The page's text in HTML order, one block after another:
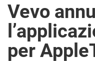
Vevo
per